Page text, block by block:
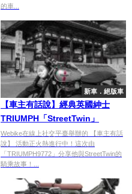
的車...
新車．絕版車
【車主有話說】經典英國紳士
TRIUMPH「StreetTwin」
Webike在線上社交平臺舉辦的 【車主有話
說】 活動正火熱進行中！這次由
「TRIUMPH9772」分享他與StreetTwin的
騎乘故事！...